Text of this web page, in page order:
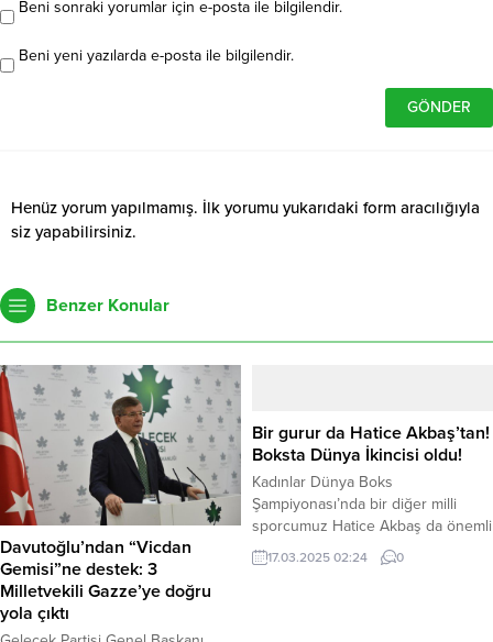
Beni sonraki yorumlar için e-posta ile bilgilendir.
Beni yeni yazılarda e-posta ile bilgilendir.
Henüz yorum yapılmamış. İlk yorumu yukarıdaki form aracılığıyla
siz yapabilirsiniz.
Benzer Konular
Davutoğlu’ndan “Vicdan
Gemisi”ne destek: 3
Milletvekili Gazze’ye doğru
yola çıktı
Bir gurur da Hatice Akbaş’tan!
Boksta Dünya İkincisi oldu!
Kadınlar Dünya Boks
Şampiyonası’nda bir diğer milli
sporcumuz Hatice Akbaş da önemli
bir başarıya imza attı. 54 kiloda
mücadele eden Hatice Akbaş,
17.03.2025 02:24 0